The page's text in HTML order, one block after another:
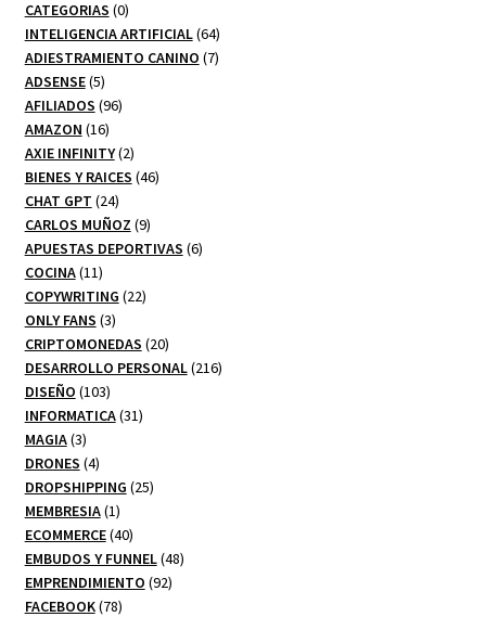
CATEGORIAS 00
productos
INTELIGENCIA ARTIFICIAL 6464
productos
ADIESTRAMIENTO CANINO 77
ADSENSE 55
productos
AFILIADOS 9696
AMAZON 1616
productos
AXIE INFINITY 22
productos
BIENES Y RAICES 4646
CHAT GPT 2424
productos
CARLOS MUÑOZ 99
productos
APUESTAS DEPORTIVAS 66
COCINA 1111
productos
COPYWRITING 2222
ONLY FANS 33
productos
CRIPTOMONEDAS 2020
productos
DESARROLLO PERSONAL 216216
DISEÑO 103103
productos
INFORMATICA 3131
MAGIA 33
productos
DRONES 44
productos
DROPSHIPPING 2525
MEMBRESIA 11
producto
ECOMMERCE 4040
productos
EMBUDOS Y FUNNEL 4848
EMPRENDIMIENTO 9292
FACEBOOK 7878